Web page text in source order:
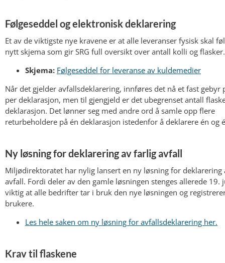
Følgeseddel og elektronisk deklarering
Et av de viktigste nye kravene er at alle leveranser fysisk skal
nytt skjema som gir SRG full oversikt over antall kolli og flasker.
Skjema: Følgeseddel for leveranse av kuldemedier
Når det gjelder avfallsdeklarering, innføres det nå et fast gebyr
per deklarasjon, men til gjengjeld er det ubegrenset antall
deklarasjon. Det lønner seg med andre ord å samle opp flere
returbeholdere på én deklarasjon istedenfor å deklarere én og
Ny løsning for deklarering av farlig avfall
Miljødirektoratet har nylig lansert en ny løsning for deklarering
avfall. Fordi deler av den gamle løsningen stenges allerede 19.
viktig at alle bedrifter tar i bruk den nye løsningen og
brukere.
Les hele saken om ny løsning for avfallsdeklarering her.
Krav til flaskene